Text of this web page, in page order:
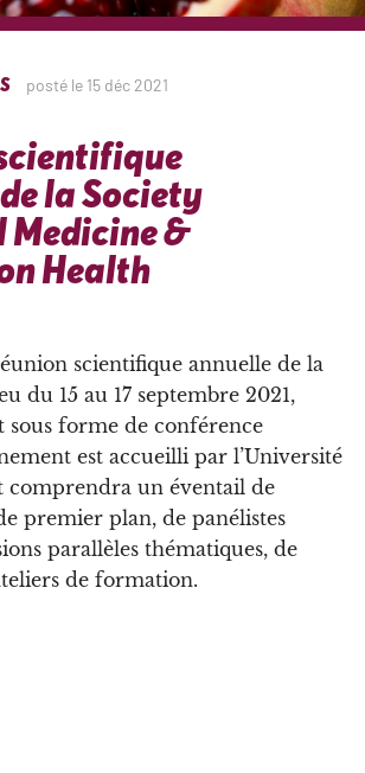
posté le 15 déc 2021
la Society
Medicine &
Health
scientifique annuelle de la
du 15 au 17 septembre 2021,
forme de conférence
est accueilli par l’Université
comprendra un éventail de
premier plan, de panélistes
parallèles thématiques, de
de formation.